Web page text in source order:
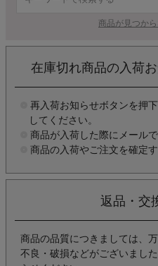
商品が見つか
在庫切れ商品の入荷
再入荷お知らせボタンを押
してください。
商品が入荷した際にメール
商品の入荷やご注文を確定
返品・交
商品の品質につきましては、
不良・破損などがございまし